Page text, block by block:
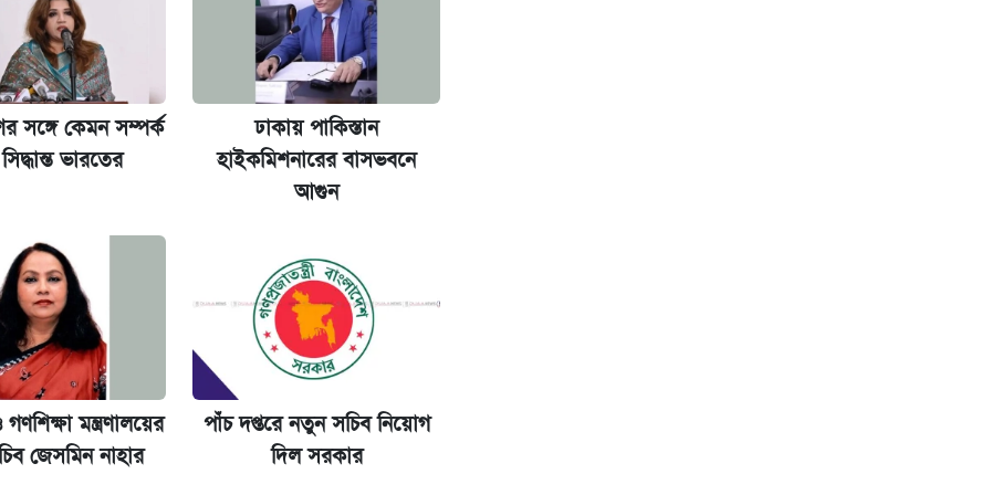
যা
দাম ও ফিচার
সঙ্গে কেমন সম্পর্ক
ভারতের
ঢাকায় পাকিস্তান
হাইকমিশনারের বাসভবনে
আগুন
মন্ত্রণালয়ের
জেসমিন নাহার
পাঁচ দপ্তরে নতুন সচিব নিয়োগ
দিল সরকার